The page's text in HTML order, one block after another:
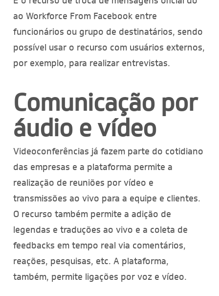
ao Workforce From Facebook entre
funcionários ou grupo de destinatários, sendo
possível usar o recurso com usuários externos,
por exemplo, para realizar entrevistas.
Comunicação por
áudio e vídeo
Videoconferências já fazem parte do cotidiano
das empresas e a plataforma permite a
realização de reuniões por vídeo e
transmissões ao vivo para a equipe e clientes.
O recurso também permite a adição de
legendas e traduções ao vivo e a coleta de
feedbacks em tempo real via comentários,
reações, pesquisas, etc. A plataforma,
também, permite ligações por voz e vídeo.